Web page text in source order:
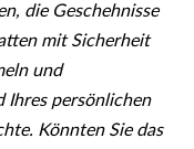
die Geschehnisse
mit Sicherheit
und
Ihres persönlichen
Könnten Sie das